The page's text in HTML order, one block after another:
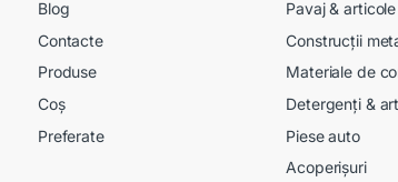
Blog
Contacte
Produse
Coș
Preferate
Pavaj &
Construcții
Materiale de
Detergenți &
Piese auto
Acoperișuri